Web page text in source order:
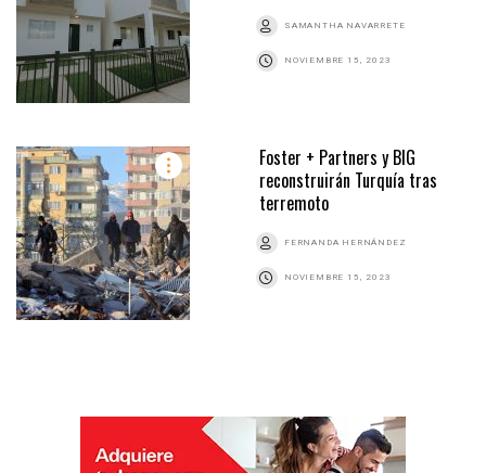
SAMANTHA NAVARRETE
NOVIEMBRE 15, 2023
Foster + Partners y BIG
reconstruirán Turquía tras
terremoto
FERNANDA HERNÁNDEZ
NOVIEMBRE 15, 2023